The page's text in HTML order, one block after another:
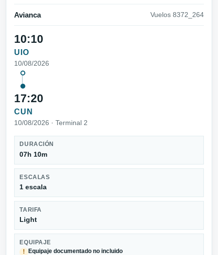
Avianca Vuelos 8372_264
10:10
UIO
10/08/2026
17:20
CUN
10/08/2026 · Terminal 2
DURACIÓN
07h 10m
ESCALAS
1 escala
TARIFA
Light
EQUIPAJE
!
Equipaje documentado no incluido